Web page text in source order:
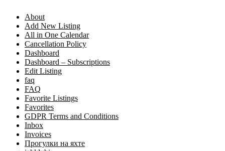
About
Add New Listing
All in One Calendar
Cancellation Policy
Dashboard
Dashboard – Subscriptions
Edit Listing
faq
FAQ
Favorite Listings
Favorites
GDPR Terms and Conditions
Inbox
Invoices
Прогулки на яхте